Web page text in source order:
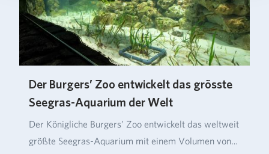
Der Burgers’ Zoo entwickelt das grösste
Seegras-Aquarium der Welt
Der Königliche Burgers’ Zoo entwickelt das weltweit
größte Seegras-Aquarium mit einem Volumen von